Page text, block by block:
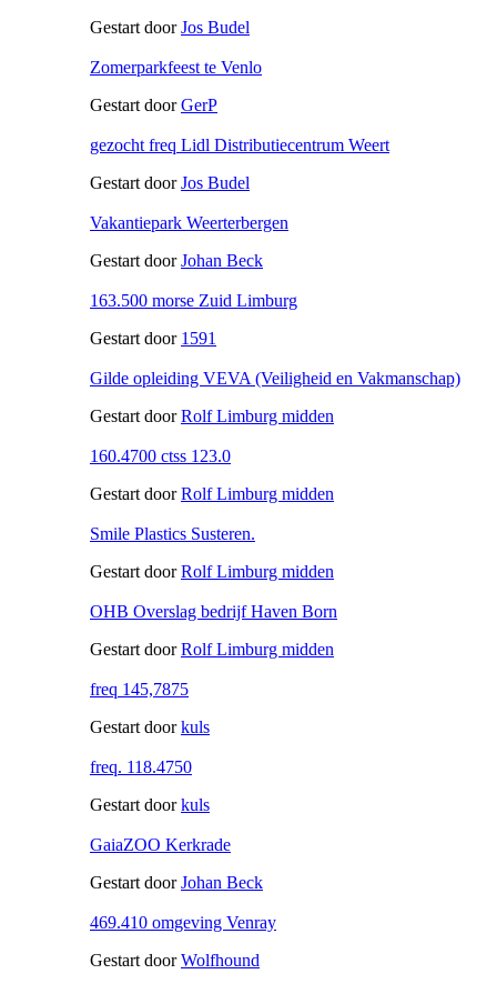
Gestart doorJos Budel
Zomerparkfeest te Venlo
Gestart doorGerP
gezocht freq Lidl Distributiecentrum Weert
Gestart doorJos Budel
Vakantiepark Weerterbergen
Gestart doorJohan Beck
163.500 morse Zuid Limburg
Gestart door 1591
Gilde opleiding VEVA (Veiligheid en Vakmanschap)
Gestart doorRolf Limburg midden
160.4700 ctss 123.0
Gestart doorRolf Limburg midden
Smile Plastics Susteren.
Gestart doorRolf Limburg midden
OHB Overslag bedrijf Haven Born
Gestart doorRolf Limburg midden
freq 145,7875
Gestart doorkuls
freq. 118.4750
Gestart doorkuls
GaiaZOO Kerkrade
Gestart doorJohan Beck
469.410 omgeving Venray
Gestart doorWolfhound